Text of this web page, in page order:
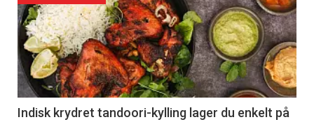
Indisk krydret tandoori-kylling lager du enkelt på